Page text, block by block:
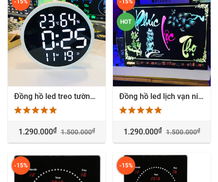
-15%
Đồng hồ led treo tường Lịch vạn niên cao cấp nhiệt độ độ ẩm - 6620
1.290.000₫ 1.500.000₫
-15%
HOT
Đồng hồ led lịch vạn niên - Tranh Led Mica - Remote
1.290.000₫ 1.500.000₫
-15% -15%